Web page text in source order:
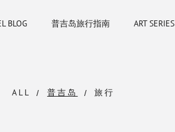
BLOG 普吉岛旅行指南 ART SERIES
ALL 普吉岛 旅行